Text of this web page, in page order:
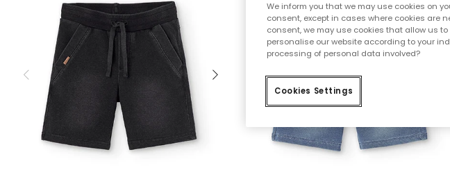
We inform you that we may use cookies on
consent, except in cases where cookies are
consent, we may use cookies that allow us
personalise our website according to your
processing of personal data involved?
Cookies Settings